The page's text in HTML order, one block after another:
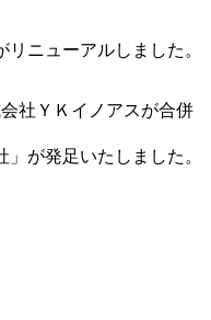
ニューアルしました。
社ＹＫイノアスが合併
が発足いたしました。